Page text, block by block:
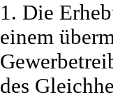
1. Die
einem
des